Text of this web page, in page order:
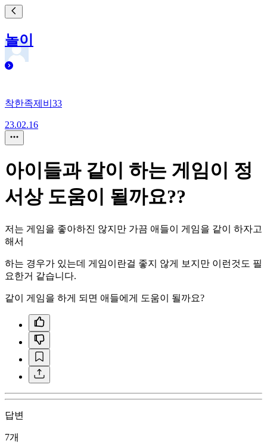
놀이
착한족제비33
23.02.16
아이들과 같이 하는 게임이 정
서상 도움이 될까요??
저는 게임을 좋아하진 않지만 가끔 애들이 게임을 같이 하자고
해서
하는 경우가 있는데 게임이란걸 좋지 않게 보지만 이런것도 필
요한거 같습니다.
같이 게임을 하게 되면 애들에게 도움이 될까요?
답변
7개